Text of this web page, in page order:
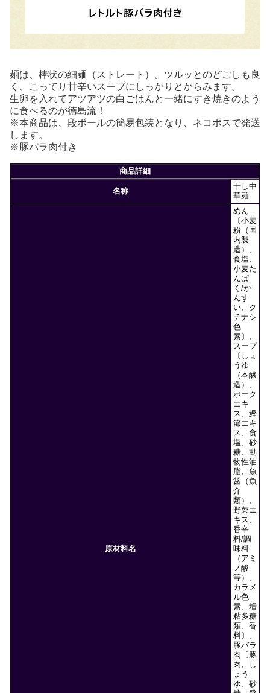
麺は、棒状の細麺（ストレート）。ツルッとのどごしも良
く、こってり甘辛いスープにしっかりとからみます。
生卵を入れてアツアツの白ごはんと一緒にすき焼きのよう
に食べるのが徳島流！
※本商品は、段ボールの簡易包装となり、ネコポスで発送
します。
※豚バラ肉付き
商品詳細
名称
干し中
華麺
原材料名
めん
〔小麦
粉（国
内製
造）、
食塩、
小麦た
んぱ
く/か
んす
い、ク
チナシ
色
素〕、
スープ
〔しょ
うゆ
（本醸
造）、
ポーク
エキ
ス、鰹
節エキ
ス、食
塩、砂
糖、動
物性油
脂、魚
醤（魚
介
類）、
野菜エ
キス、
香辛
料/調
味料
（アミ
ノ酸
等）、
カラメ
ル色
素、増
粘多糖
類、香
料〕、
豚バラ
肉〔豚
肉、し
ょう
ゆ、砂